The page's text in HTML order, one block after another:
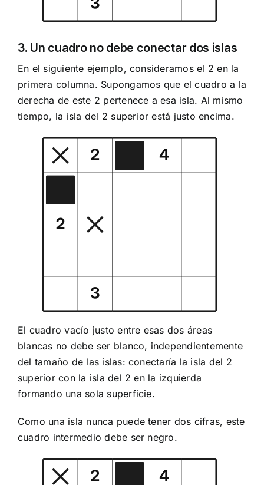
3. Un cuadro no debe conectar dos islas
En el siguiente ejemplo, consideramos el 2 en la
primera columna. Supongamos que el cuadro a la
derecha de este 2 pertenece a esa isla. Al mismo
tiempo, la isla del 2 superior está justo encima.
El cuadro vacío justo entre esas dos áreas
blancas no debe ser blanco, independientemente
del tamaño de las islas: conectaría la isla del 2
superior con la isla del 2 en la izquierda
formando una sola superficie.
Como una isla nunca puede tener dos cifras, este
cuadro intermedio debe ser negro.